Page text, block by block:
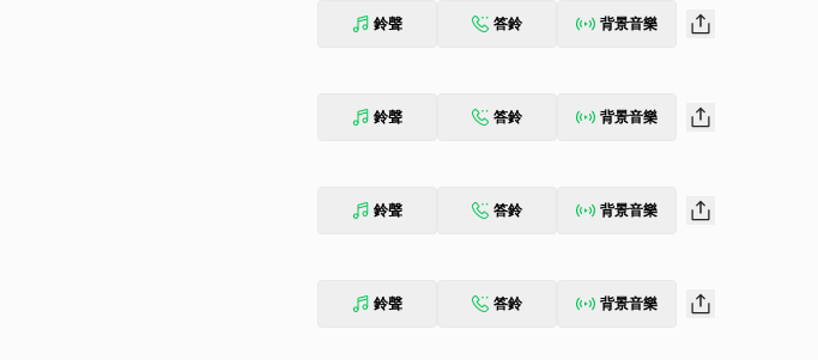
鈴聲 答鈴 背景音樂
鈴聲 答鈴 背景音樂
鈴聲 答鈴 背景音樂
鈴聲 答鈴 背景音樂